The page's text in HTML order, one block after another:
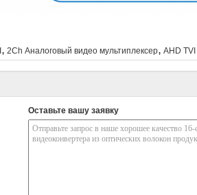
, 2Ch Аналоговый видео мультиплексер, AHD
Оставьте вашу заявку